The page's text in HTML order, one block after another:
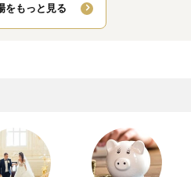
をもっと見る